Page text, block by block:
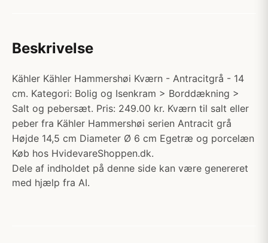
Beskrivelse
Kähler Kähler Hammershøi Kværn - Antracitgrå - 14
cm. Kategori: Bolig og Isenkram > Borddækning >
Salt og pebersæt. Pris: 249.00 kr. Kværn til salt eller
peber fra Kähler Hammershøi serien Antracit grå
Højde 14,5 cm Diameter Ø 6 cm Egetræ og porcelæn
Køb hos HvidevareShoppen.dk.
Dele af indholdet på denne side kan være genereret
med hjælp fra AI.